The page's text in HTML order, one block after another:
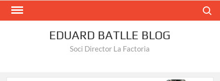
EDUARD BATLLE BLOG
Soci Director La Factoria